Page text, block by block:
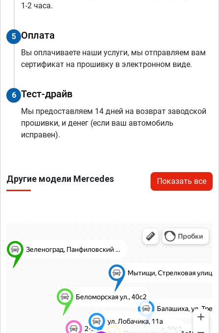
1-2 часа.
5 Оплата
Вы оплачиваете наши услуги, мы отправляем вам
сертификат на прошивку в электронном виде.
6 Тест-драйв
Мы предоставляем 14 дней на возврат заводской
прошивки, и денег (если ваш автомобиль
исправен).
Другие модели Mercedes Показать все